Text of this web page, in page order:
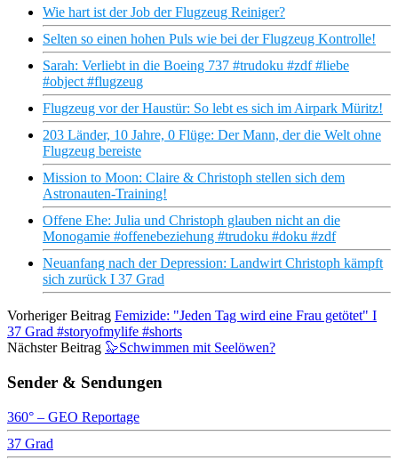
Wie hart ist der Job der Flugzeug Reiniger?
Selten so einen hohen Puls wie bei der Flugzeug Kontrolle!
Sarah: Verliebt in die Boeing 737 #trudoku #zdf #liebe
#object #flugzeug
Flugzeug vor der Haustür: So lebt es sich im Airpark Müritz!
203 Länder, 10 Jahre, 0 Flüge: Der Mann, der die Welt ohne
Flugzeug bereiste
Mission to Moon: Claire & Christoph stellen sich dem
Astronauten-Training!
Offene Ehe: Julia und Christoph glauben nicht an die
Monogamie #offenebeziehung #trudoku #doku #zdf
Neuanfang nach der Depression: Landwirt Christoph kämpft
sich zurück I 37 Grad
Vorheriger Beitrag Femizide: "Jeden Tag wird eine Frau getötet" I
37 Grad #storyofmylife #shorts
Nächster Beitrag 🦭Schwimmen mit Seelöwen?
Sender & Sendungen
360° – GEO Reportage
37 Grad